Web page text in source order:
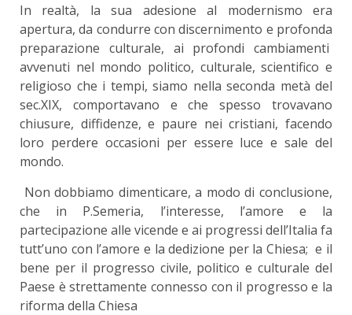
In realtà, la sua adesione al modernismo era
apertura, da condurre con discernimento e profonda
preparazione culturale, ai profondi cambiamenti
avvenuti nel mondo politico, culturale, scientifico e
religioso che i tempi, siamo nella seconda metà del
sec.XIX, comportavano e che spesso trovavano
chiusure, diffidenze, e paure nei cristiani, facendo
loro perdere occasioni per essere luce e sale del
mondo.
Non dobbiamo dimenticare, a modo di conclusione,
che in P.Semeria, l’interesse, l’amore e la
partecipazione alle vicende e ai progressi dell’Italia fa
tutt’uno con l’amore e la dedizione per la Chiesa; e il
bene per il progresso civile, politico e culturale del
Paese è strettamente connesso con il progresso e la
riforma della Chiesa